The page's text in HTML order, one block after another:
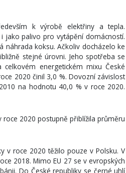
k výrobě elektřiny a tepla.
jako palivo pro vytápění domácností.
koksu. Ačkoliv docházelo ke
stejné úrovni. Jeho spotřeba se
energetickém mixu České
2020 činil 3,0 %. Dovozní závislost
na hodnotu 40,0 % v roce 2020.
2020 postupně přiblížila průměru
v roce 2020 těžilo pouze v Polsku. V
2018. Mimo EU 27 se v evropských
Do České republiky se černé uhlí